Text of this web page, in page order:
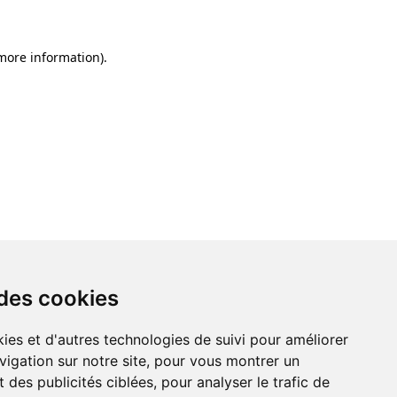
cookies
et d'autres technologies de suivi pour améliorer
sur notre site, pour vous montrer un
des publicités ciblées, pour analyser le trafic de
information).